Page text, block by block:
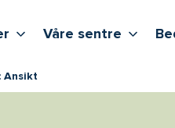
Vis flere undernivåer
Våre sentre Vis
Ansikt